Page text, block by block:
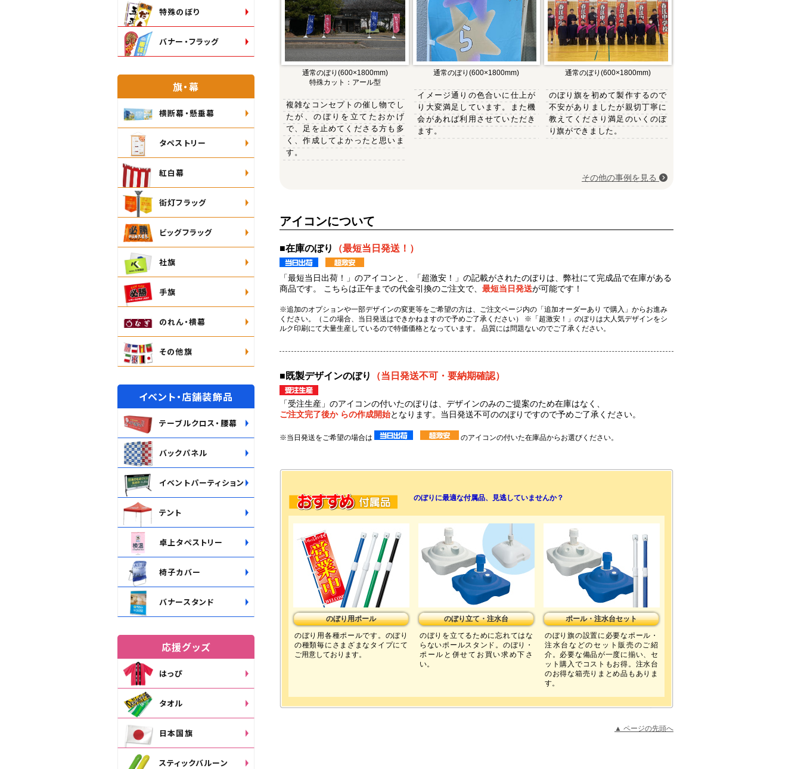
通常のぼり(600×1800mm)
特殊カット：アール型
複雑なコンセプトの催し物でし
たが、のぼりを立てたおかげ
で、足を止めてくださる方も多
く、作成してよかったと思いま
す。
通常のぼり(600×1800mm)
イメージ通りの色合いに仕上が
り大変満足しています。また機
会があれば利用させていただき
ます。
通常のぼり(600×1800mm)
のぼり旗を初めて製作するので
不安がありましたが親切丁寧に
教えてくださり満足のいくのぼ
り旗ができました。
その他の事例を見る
アイコンについて
■在庫のぼり （最短当日発送！）
「最短当日出荷！」のアイコンと、「超激安！」の記載がされたのぼりは、弊社にて完成品で在庫がある
商品です。 こちらは正午までの代金引換のご注文で、 最短当日発送が可能です！
※追加のオプションや一部デザインの変更等をご希望の方は、ご注文ページ内の「追加オーダーあり で購入」からお進み
ください。（この場合、当日発送はできかねますので予めご了承ください） ※「超激安！」のぼりは大人気デザインをシ
ルク印刷にて大量生産しているので特価価格となっています。 品質には問題ないのでご了承ください。
■既製デザインのぼり （当日発送不可・要納期確認）
「受注生産」のアイコンの付いたのぼりは、デザインのみのご提案のため在庫はなく、
ご注文完了後か らの作成開始となります。当日発送不可ののぼりですので予めご了承ください。
※当日発送をご希望の場合は のアイコンの付いた在庫品からお選びください。
のぼりに最適な付属品、見逃していませんか？
のぼり用ポール
のぼり用各種ポールです。のぼり
の種類毎にさまざまなタイプにて
ご用意しております。
のぼり立て・注水台
のぼりを立てるために忘れてはな
らないポールスタンド。のぼり・
ポールと併せてお買い求め下さ
い。
ポール・注水台セット
のぼり旗の設置に必要なポール・
注水台などのセット販売のご紹
介。必要な備品が一度に揃い、セ
ット購入でコストもお得。注水台
のお得な箱売りまとめ品もありま
す。
▲ ページの先頭へ
特殊のぼり
バナー・フラッグ
旗・幕
横断幕・懸垂幕
タペストリー
紅白幕
街灯フラッグ
ビッグフラッグ
社旗
手旗
のれん・横幕
その他旗
イベント・店舗装飾品
テーブルクロス・腰幕
バックパネル
イベントパーティション
テント
卓上タペストリー
椅子カバー
バナースタンド
応援グッズ
はっぴ
タオル
日本国旗
スティックバルーン